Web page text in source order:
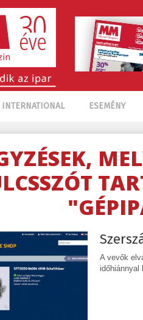
ESEMÉNY
A vevők
időhiánnyal